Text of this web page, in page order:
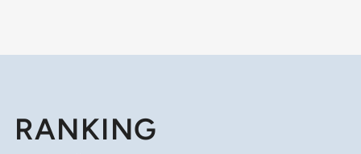
RANKING